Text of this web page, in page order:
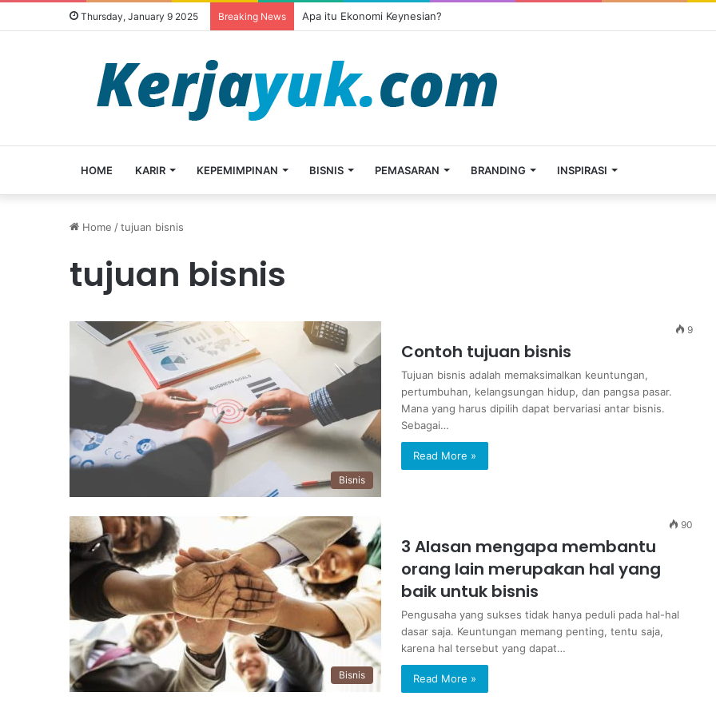
Thursday, January 9 2025 Breaking News Apa itu Ekonomi Keynesian?
HOME KARIR KEPEMIMPINAN BISNIS PEMASARAN BRANDING INSPIRASI
Home /tujuan bisnis
tujuan bisnis
Bisnis
9
Contoh tujuan bisnis
Tujuan bisnis adalah memaksimalkan keuntungan,
pertumbuhan, kelangsungan hidup, dan pangsa pasar.
Mana yang harus dipilih dapat bervariasi antar bisnis.
Sebagai…
Read More »
Bisnis
90
3 Alasan mengapa membantu
orang lain merupakan hal yang
baik untuk bisnis
Pengusaha yang sukses tidak hanya peduli pada hal-hal
dasar saja. Keuntungan memang penting, tentu saja,
karena hal tersebut yang dapat…
Read More »